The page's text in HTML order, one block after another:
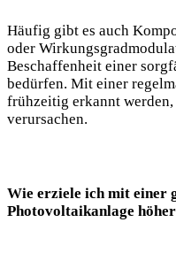
Häufig gibt es auch
oder
Beschaffenheit einer
bedürfen. Mit einer
frühzeitig erkannt
verursachen.
Wie erziele ich mit einer
Photovoltaikanlage